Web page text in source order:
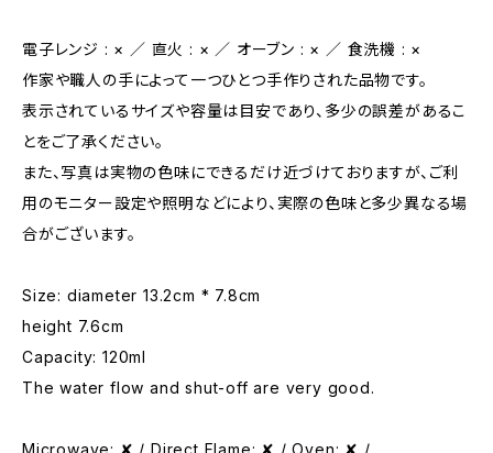
電子レンジ : × ／ 直火 : × ／ オーブン : × ／ 食洗機 : ×
作家や職人の手によって一つひとつ手作りされた品物です。
表示されているサイズや容量は目安であり、多少の誤差があるこ
とをご了承ください。
また、写真は実物の色味にできるだけ近づけておりますが、ご利
用のモニター設定や照明などにより、実際の色味と多少異なる場
合がございます。
Size: diameter 13.2cm * 7.8cm
height 7.6cm
Capacity: 120ml
The water flow and shut-off are very good.
Microwave: ✘ / Direct Flame: ✘ / Oven: ✘ /